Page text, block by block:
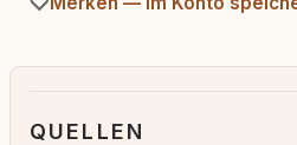
QUELLEN